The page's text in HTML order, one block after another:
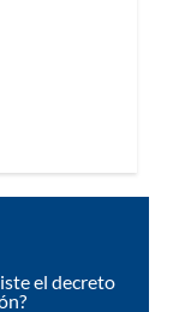
el decreto